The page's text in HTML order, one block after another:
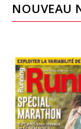
NOUVEAU